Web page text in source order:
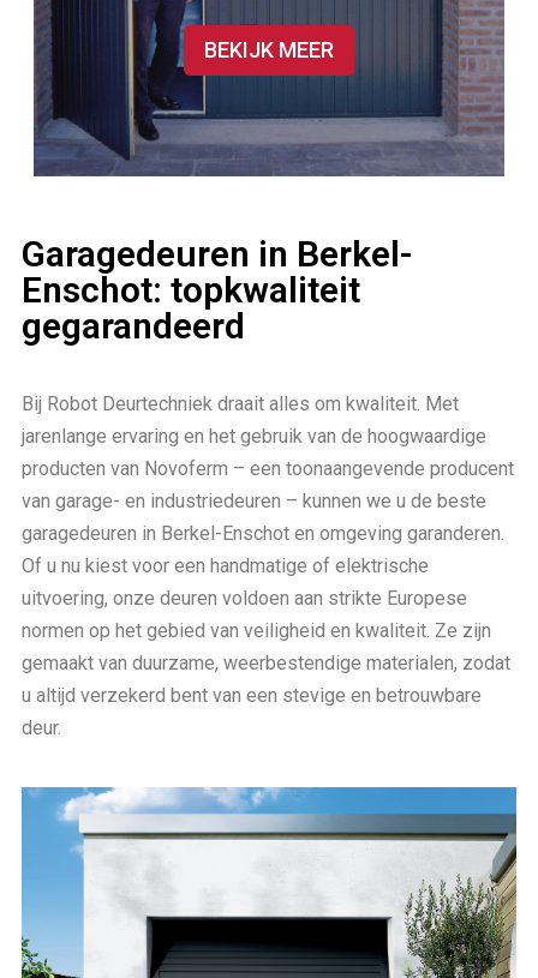
BEKIJK MEER
Garagedeuren in Berkel-
Enschot: topkwaliteit
gegarandeerd
Bij Robot Deurtechniek draait alles om kwaliteit. Met
jarenlange ervaring en het gebruik van de hoogwaardige
producten van Novoferm – een toonaangevende producent
van garage- en industriedeuren – kunnen we u de beste
garagedeuren in Berkel-Enschot en omgeving garanderen.
Of u nu kiest voor een handmatige of elektrische
uitvoering, onze deuren voldoen aan strikte Europese
normen op het gebied van veiligheid en kwaliteit. Ze zijn
gemaakt van duurzame, weerbestendige materialen, zodat
u altijd verzekerd bent van een stevige en betrouwbare
deur.